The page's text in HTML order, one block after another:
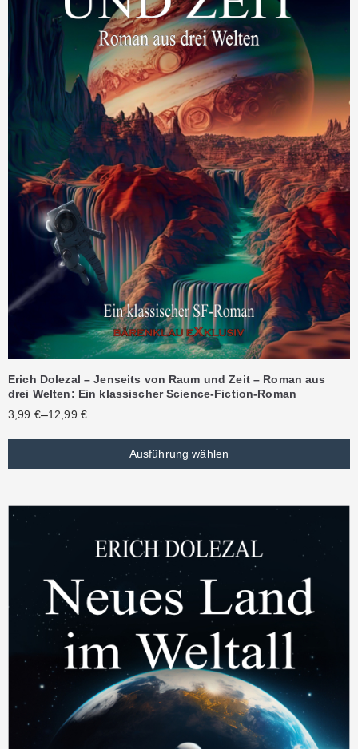
Erich Dolezal – Jenseits von Raum und Zeit – Roman aus
drei Welten: Ein klassischer Science-Fiction-Roman
3,99 €–12,99 €
Ausführung wählen